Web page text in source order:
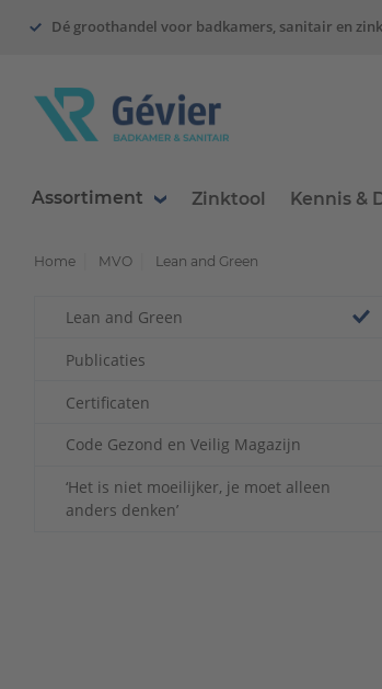
Dé groothandel voor badkamers, sanitair en zink
Assortiment Zinktool Kennis &
Home MVO Lean and Green
Lean and Green
Publicaties
Certificaten
Code Gezond en Veilig Magazijn
‘Het is niet moeilijker, je moet alleen
anders denken’